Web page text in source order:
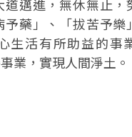
邁進，無休無止，
藥」、「拔苦予樂
生活有所助益的事
業，實現人間淨土。